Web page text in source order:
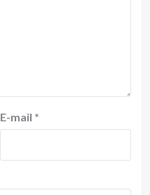
E-mail *